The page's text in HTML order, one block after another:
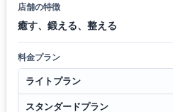
店舗の特徴
癒す、鍛える、整える
料金プラン
ライトプラン
スタンダードプラン